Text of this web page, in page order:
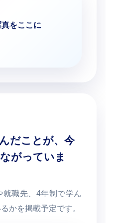
をここに
んだことが、今
がっていま
就職先、4年制で学ん
かを掲載予定です。